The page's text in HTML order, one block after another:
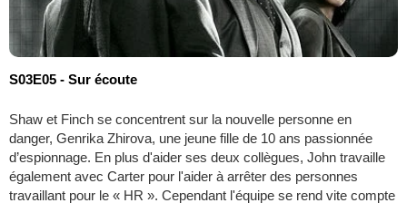
S03E05 - Sur écoute
Shaw et Finch se concentrent sur la nouvelle personne en
danger, Genrika Zhirova, une jeune fille de 10 ans passionnée
d’espionnage. En plus d'aider ses deux collègues, John travaille
également avec Carter pour l'aider à arrêter des personnes
travaillant pour le « HR ». Cependant l'équipe se rend vite compte